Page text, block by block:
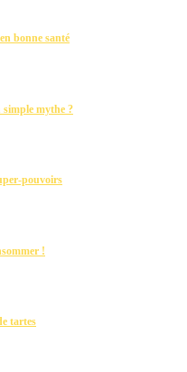
bonne santé
mythe ?
pouvoirs
!
tartes